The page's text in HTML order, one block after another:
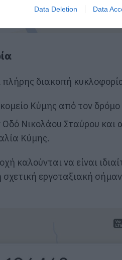
Data Deletion Data
διακοπή
Κύμης από τον
Νικολάου Σταύρου και
Κύμης.
καλούνται να είναι
σχετική εργοταξιακή